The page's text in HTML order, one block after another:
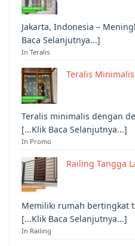
Jakarta, Indonesia –
Baca Selanjutnya...]
In Teralis
Teralis
Teralis minimalis dengan
[...Klik Baca Selanjutnya...]
In Promo
Railing Tangga
Memiliki rumah bertingkat
[...Klik Baca Selanjutnya...]
In Railing